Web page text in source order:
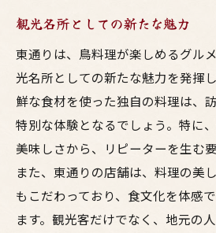
観光名所としての新たな魅力
東通りは、鳥料理が楽しめるグル
光名所としての新たな魅力を発揮
鮮な食材を使った独自の料理は、
特別な体験となるでしょう。特に
美味しさから、リピーターを生む
また、東通りの店舗は、料理の美
もこだわっており、食文化を体感
ます。観光客だけでなく、地元の